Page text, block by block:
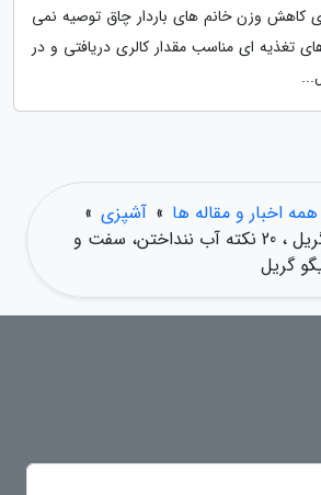
کاهش وزن خانم های باردار چاق توصیه نمی
تغذیه ای مناسب مقدار کالری دریافتی و در
همه اخبار و مقاله ها » آشپزی »
3 طرز تهیه میگو گریل ، 20 نکته آب ننداختن، سفت و
گریل